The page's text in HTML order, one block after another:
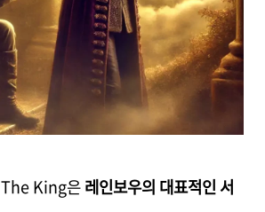
King은레인보우의 대표적인 서